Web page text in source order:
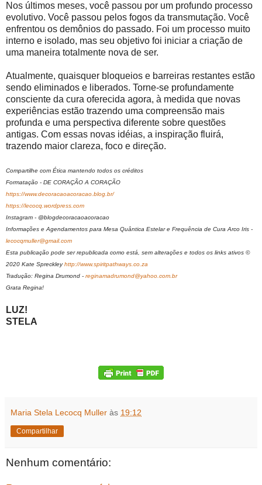
Nos últimos meses, você passou por um profundo processo
evolutivo. Você passou pelos fogos da transmutação. Você
enfrentou os demônios do passado. Foi um processo muito
interno e isolado, mas seu objetivo foi iniciar a criação de
uma maneira totalmente nova de ser.
Atualmente, quaisquer bloqueios e barreiras restantes estão
sendo eliminados e liberados. Torne-se profundamente
consciente da cura oferecida agora, à medida que novas
experiências estão trazendo uma compreensão mais
profunda e uma perspectiva diferente sobre questões
antigas. Com essas novas idéias, a inspiração fluirá,
trazendo maior clareza, foco e direção.
Compartilhe com Ética mantendo todos os créditos
Formatação - DE CORAÇÃO A CORAÇÃO
https://www.decoracaoacoracao.blog.br/
https://lecocq.wordpress.com
Instagram - @blogdecoracaoacoracao
Informações e Agendamentos para Mesa Quântica Estelar e Frequência de Cura Arco Iris -
lecocqmuller@gmail.com
Esta publicação pode ser republicada como está, sem alterações e todos os links ativos ©
2020 Kate Spreckleyhttp://www.spiritpathways.co.za
Tradução: Regina Drumond - reginamadrumond@yahoo.com.br
Grata Regina!
LUZ!
STELA
Maria Stela Lecocq Muller às 19:12
Compartilhar
Nenhum comentário: